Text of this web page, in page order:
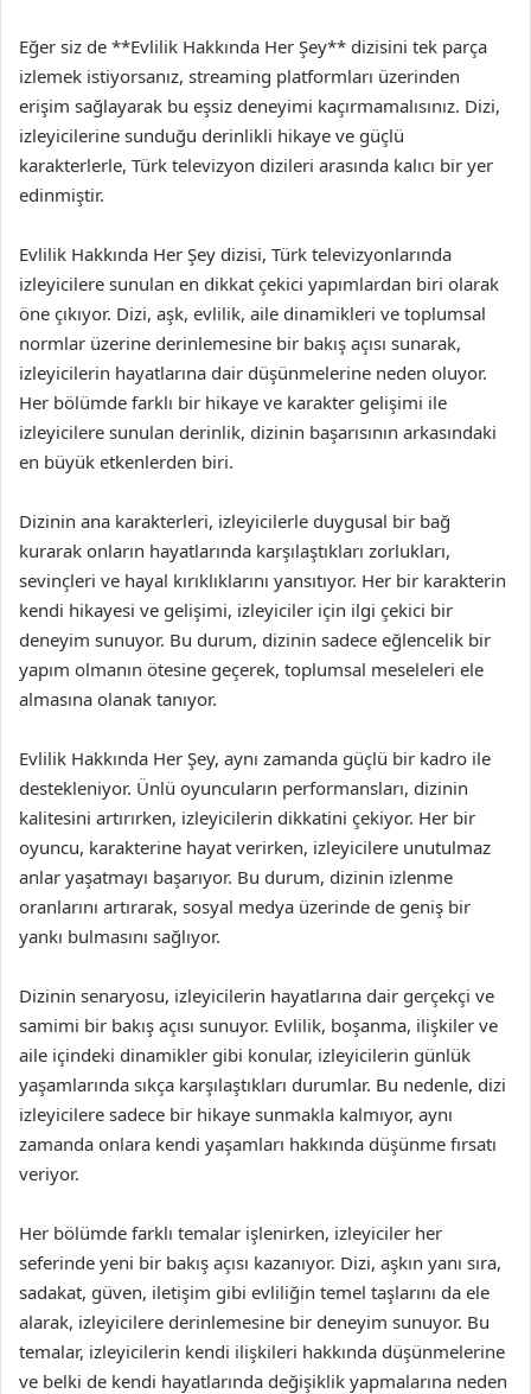
Eğer siz de **Evlilik Hakkında Her Şey** dizisini tek parça
izlemek istiyorsanız, streaming platformları üzerinden
erişim sağlayarak bu eşsiz deneyimi kaçırmamalısınız. Dizi,
izleyicilerine sunduğu derinlikli hikaye ve güçlü
karakterlerle, Türk televizyon dizileri arasında kalıcı bir yer
edinmiştir.
Evlilik Hakkında Her Şey dizisi, Türk televizyonlarında
izleyicilere sunulan en dikkat çekici yapımlardan biri olarak
öne çıkıyor. Dizi, aşk, evlilik, aile dinamikleri ve toplumsal
normlar üzerine derinlemesine bir bakış açısı sunarak,
izleyicilerin hayatlarına dair düşünmelerine neden oluyor.
Her bölümde farklı bir hikaye ve karakter gelişimi ile
izleyicilere sunulan derinlik, dizinin başarısının arkasındaki
en büyük etkenlerden biri.
Dizinin ana karakterleri, izleyicilerle duygusal bir bağ
kurarak onların hayatlarında karşılaştıkları zorlukları,
sevinçleri ve hayal kırıklıklarını yansıtıyor. Her bir karakterin
kendi hikayesi ve gelişimi, izleyiciler için ilgi çekici bir
deneyim sunuyor. Bu durum, dizinin sadece eğlencelik bir
yapım olmanın ötesine geçerek, toplumsal meseleleri ele
almasına olanak tanıyor.
Evlilik Hakkında Her Şey, aynı zamanda güçlü bir kadro ile
destekleniyor. Ünlü oyuncuların performansları, dizinin
kalitesini artırırken, izleyicilerin dikkatini çekiyor. Her bir
oyuncu, karakterine hayat verirken, izleyicilere unutulmaz
anlar yaşatmayı başarıyor. Bu durum, dizinin izlenme
oranlarını artırarak, sosyal medya üzerinde de geniş bir
yankı bulmasını sağlıyor.
Dizinin senaryosu, izleyicilerin hayatlarına dair gerçekçi ve
samimi bir bakış açısı sunuyor. Evlilik, boşanma, ilişkiler ve
aile içindeki dinamikler gibi konular, izleyicilerin günlük
yaşamlarında sıkça karşılaştıkları durumlar. Bu nedenle, dizi
izleyicilere sadece bir hikaye sunmakla kalmıyor, aynı
zamanda onlara kendi yaşamları hakkında düşünme fırsatı
veriyor.
Her bölümde farklı temalar işlenirken, izleyiciler her
seferinde yeni bir bakış açısı kazanıyor. Dizi, aşkın yanı sıra,
sadakat, güven, iletişim gibi evliliğin temel taşlarını da ele
alarak, izleyicilere derinlemesine bir deneyim sunuyor. Bu
temalar, izleyicilerin kendi ilişkileri hakkında düşünmelerine
ve belki de kendi hayatlarında değişiklik yapmalarına neden